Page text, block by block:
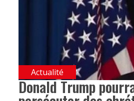
Actualité
Donald Trump